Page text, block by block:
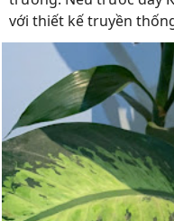
với thiết kế truyền